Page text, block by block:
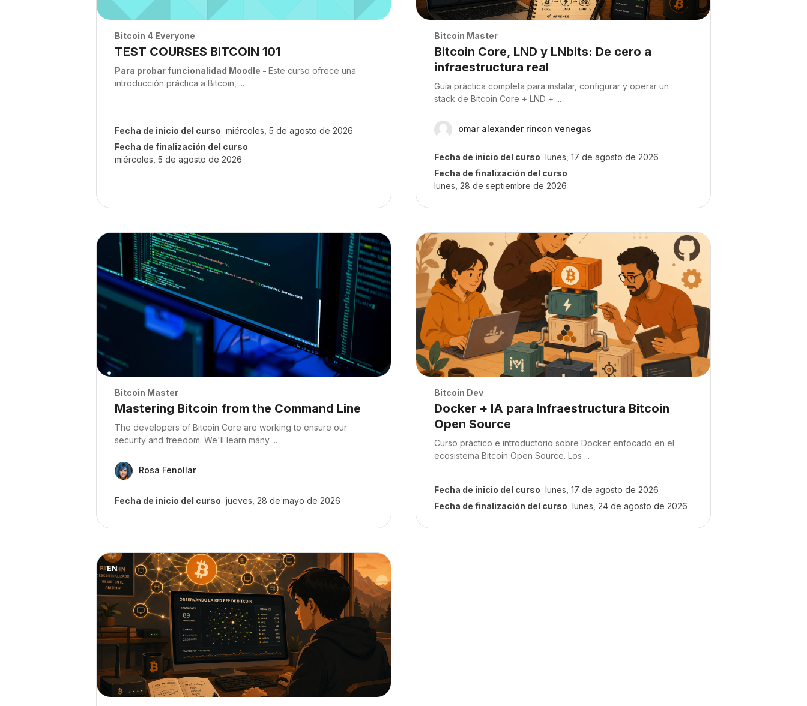
Archivos del resumen del curso
Bitcoin 4 Everyone
Nombre del curso
TEST COURSES BITCOIN 101
Texto del resumen del curso:
Para probar funcionalidad Moodle - Este curso ofrece una
introducción práctica a Bitcoin, ...
Fecha de inicio del curso miércoles, 5 de agosto de 2026
Fecha de finalización del curso
miércoles, 5 de agosto de 2026
Archivos del resumen del curso
Bitcoin Master
Nombre del curso
Bitcoin Core, LND y LNbits: De cero a
infraestructura real
Texto del resumen del curso:
Guía práctica completa para instalar, configurar y operar un
stack de Bitcoin Core + LND + ...
omar alexander rincon venegas
Fecha de inicio del curso lunes, 17 de agosto de 2026
Fecha de finalización del curso
lunes, 28 de septiembre de 2026
Archivos del resumen del curso" Mastering Bitcoin from the Command Line
Archivos del resumen del curso
Bitcoin Master
Nombre del curso
Mastering Bitcoin from the Command Line
Texto del resumen del curso:
The developers of Bitcoin Core are working to ensure our
security and freedom. We'll learn many ...
Rosa Fenollar
Fecha de inicio del curso jueves, 28 de mayo de 2026
Archivos del resumen del curso" Docker + IA para Infraestructura Bitcoin Open
Archivos del resumen del curso
Bitcoin Dev
Nombre del curso
Docker + IA para Infraestructura Bitcoin
Open Source
Texto del resumen del curso:
Curso práctico e introductorio sobre Docker enfocado en el
ecosistema Bitcoin Open Source. Los ...
Fecha de inicio del curso lunes, 17 de agosto de 2026
Fecha de finalización del curso lunes, 24 de agosto de 2026
EN
Archivos del resumen del curso" Programando la red P2P de Bitcoin: Construye tu propio nodo